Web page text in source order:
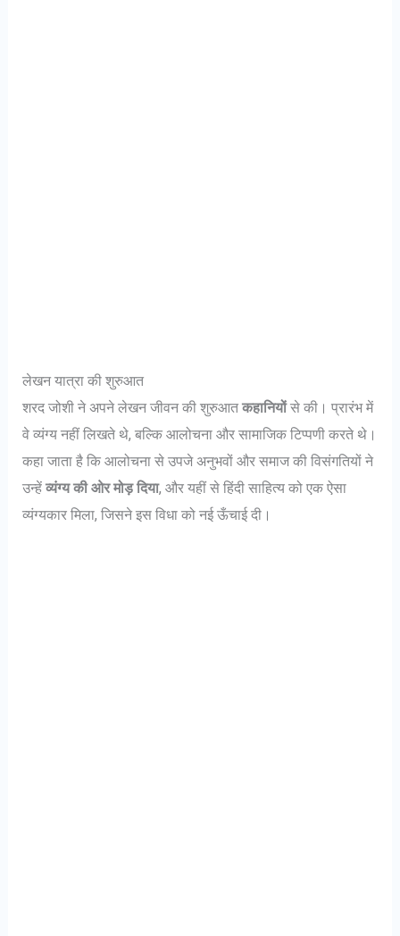
लेखन यात्रा की शुरुआत
शरद जोशी ने अपने लेखन जीवन की शुरुआतकहानियोंसे की। प्रारंभ में
वे व्यंग्य नहीं लिखते थे, बल्कि आलोचना और सामाजिक टिप्पणी करते थे।
कहा जाता है कि आलोचना से उपजे अनुभवों और समाज की विसंगतियों ने
उन्हेंव्यंग्य की ओर मोड़ दिया, और यहीं से हिंदी साहित्य को एक ऐसा
व्यंग्यकार मिला, जिसने इस विधा को नई ऊँचाई दी।